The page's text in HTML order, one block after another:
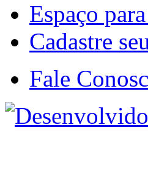
Espaço
Cadastre
Fale